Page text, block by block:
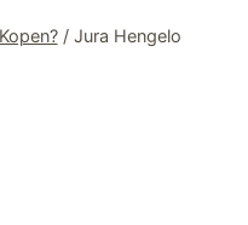
/ Jura Hengelo